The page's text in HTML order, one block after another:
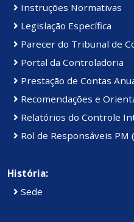
Instruções Normativas
Legislação Específica
Parecer do Tribunal de
Portal da Controladoria
Prestação de Contas
Recomendações e
Relatórios do Controle
Rol de Responsáveis PM
História:
Sede